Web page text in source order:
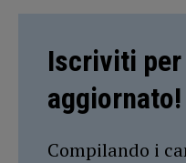
Iscriviti
aggiornato!
Compilando i